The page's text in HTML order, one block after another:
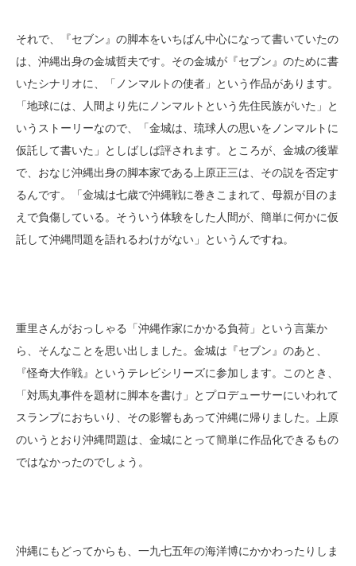
それで、『セブン』の脚本をいちばん中心になって書いていたの
は、沖縄出身の金城哲夫です。その金城が『セブン』のために書
いたシナリオに、「ノンマルトの使者」という作品があります。
「地球には、人間より先にノンマルトという先住民族がいた」と
いうストーリーなので、「金城は、琉球人の思いをノンマルトに
仮託して書いた」としばしば評されます。ところが、金城の後輩
で、おなじ沖縄出身の脚本家である上原正三は、その説を否定す
るんです。「金城は七歳で沖縄戦に巻きこまれて、母親が目のま
えで負傷している。そういう体験をした人間が、簡単に何かに仮
託して沖縄問題を語れるわけがない」というんですね。
重里さんがおっしゃる「沖縄作家にかかる負荷」という言葉か
ら、そんなことを思い出しました。金城は『セブン』のあと、
『怪奇大作戦』というテレビシリーズに参加します。このとき、
「対馬丸事件を題材に脚本を書け」とプロデューサーにいわれて
スランプにおちいり、その影響もあって沖縄に帰りました。上原
のいうとおり沖縄問題は、金城にとって簡単に作品化できるもの
ではなかったのでしょう。
沖縄にもどってからも、一九七五年の海洋博にかかわったりしま